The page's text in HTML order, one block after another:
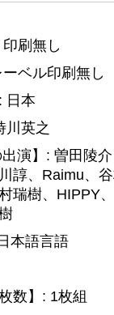
印刷無し
ーベル印刷無
日本
川英之
出演】: 曽田陵
諄、Raimu、
瑞樹、HIPPY
本語言語
数】: 1枚組